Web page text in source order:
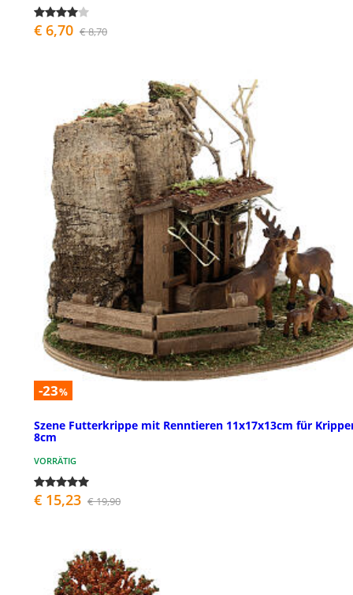
€ 6,70 € 8,70
-23%
Szene Futterkrippe mit Renntieren 11x17x13cm für
8cm
VORRÄTIG
€ 15,23 € 19,90